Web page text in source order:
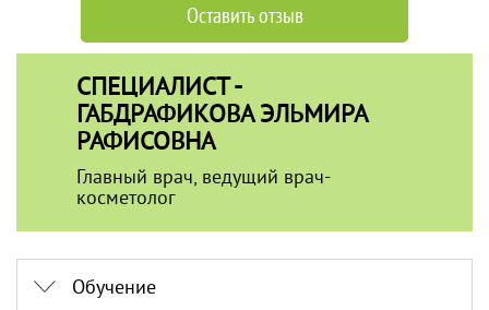
Оставить отзыв
СПЕЦИАЛИСТ -
ГАБДРАФИКОВА ЭЛЬМИРА
РАФИСОВНА
Главный врач, ведущий врач-
косметолог
Обучение